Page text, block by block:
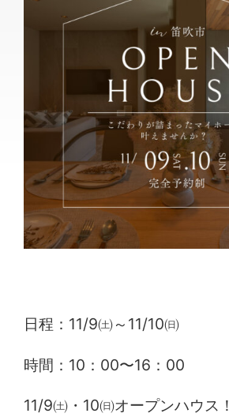
日程：11/9㈯～11/10㈰
時間：10：00〜16：00
11/9㈯・10㈰オープンハウス！